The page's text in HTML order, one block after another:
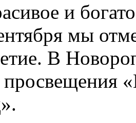
и
мы
В
просвещения